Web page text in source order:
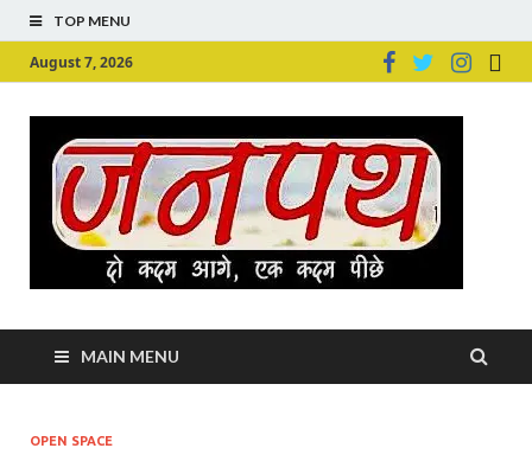
TOP MENU
August 7, 2026
MAIN MENU
OPEN SPACE